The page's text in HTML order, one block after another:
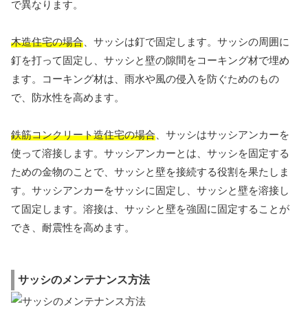
で異なります。
木造住宅の場合 、サッシは釘で固定します。サッシの周囲に
釘を打って固定し、サッシと壁の隙間をコーキング材で埋め
ます。コーキング材は、雨水や風の侵入を防ぐためのもの
で、防水性を高めます。
鉄筋コンクリート造住宅の場合 、サッシはサッシアンカーを
使って溶接します。サッシアンカーとは、サッシを固定する
ための金物のことで、サッシと壁を接続する役割を果たしま
す。サッシアンカーをサッシに固定し、サッシと壁を溶接し
て固定します。溶接は、サッシと壁を強固に固定することが
でき、耐震性を高めます。
サッシのメンテナンス方法